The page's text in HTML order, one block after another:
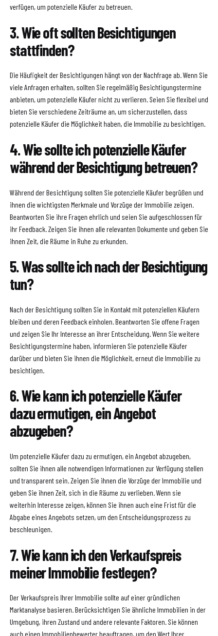
verfügen, um potenzielle Käufer zu betreuen.
3. Wie oft sollten Besichtigungen
stattfinden?
Die Häufigkeit der Besichtigungen hängt von der Nachfrage ab. Wenn Sie
viele Anfragen erhalten, sollten Sie regelmäßig Besichtigungstermine
anbieten, um potenzielle Käufer nicht zu verlieren. Seien Sie flexibel und
bieten Sie verschiedene Zeiträume an, um sicherzustellen, dass
potenzielle Käufer die Möglichkeit haben, die Immobilie zu besichtigen.
4. Wie sollte ich potenzielle Käufer
während der Besichtigung betreuen?
Während der Besichtigung sollten Sie potenzielle Käufer begrüßen und
ihnen die wichtigsten Merkmale und Vorzüge der Immobilie zeigen.
Beantworten Sie ihre Fragen ehrlich und seien Sie aufgeschlossen für
ihr Feedback. Zeigen Sie ihnen alle relevanten Dokumente und geben Sie
ihnen Zeit, die Räume in Ruhe zu erkunden.
5. Was sollte ich nach der Besichtigung
tun?
Nach der Besichtigung sollten Sie in Kontakt mit potenziellen Käufern
bleiben und deren Feedback einholen. Beantworten Sie offene Fragen
und zeigen Sie Ihr Interesse an ihrer Entscheidung. Wenn Sie weitere
Besichtigungstermine haben, informieren Sie potenzielle Käufer
darüber und bieten Sie ihnen die Möglichkeit, erneut die Immobilie zu
besichtigen.
6. Wie kann ich potenzielle Käufer
dazu ermutigen, ein Angebot
abzugeben?
Um potenzielle Käufer dazu zu ermutigen, ein Angebot abzugeben,
sollten Sie ihnen alle notwendigen Informationen zur Verfügung stellen
und transparent sein. Zeigen Sie ihnen die Vorzüge der Immobilie und
geben Sie ihnen Zeit, sich in die Räume zu verlieben. Wenn sie
weiterhin Interesse zeigen, können Sie ihnen auch eine Frist für die
Abgabe eines Angebots setzen, um den Entscheidungsprozess zu
beschleunigen.
7. Wie kann ich den Verkaufspreis
meiner Immobilie festlegen?
Der Verkaufspreis Ihrer Immobilie sollte auf einer gründlichen
Marktanalyse basieren. Berücksichtigen Sie ähnliche Immobilien in der
Umgebung, ihren Zustand und andere relevante Faktoren. Sie können
auch einen Immobilienbewerter beauftragen, um den Wert Ihrer